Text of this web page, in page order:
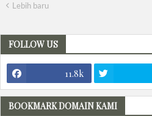
Lebih baru
FOLLOW US
11.8k
BOOKMARK DOMAIN KAMI